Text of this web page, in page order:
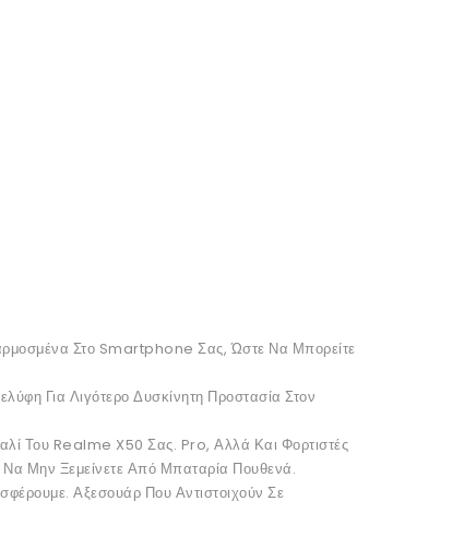
Στο Smartphone Σας, Ώστε Να Μπορείτε
Για Λιγότερο Δυσκίνητη Προστασία Στον
Του Realme X50 Σας. Pro, Αλλά Και Φορτιστές
Μην Ξεμείνετε Από Μπαταρία Πουθενά.
Αξεσουάρ Που Αντιστοιχούν Σε